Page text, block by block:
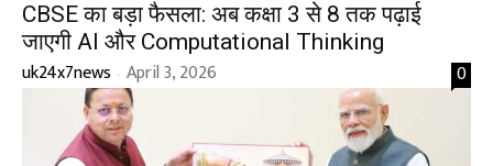
CBSE का बड़ा फैसला: अब कक्षा 3 से 8 तक पढ़ाई
जाएगी AI और Computational Thinking
uk24x7news - April 3, 2026 0